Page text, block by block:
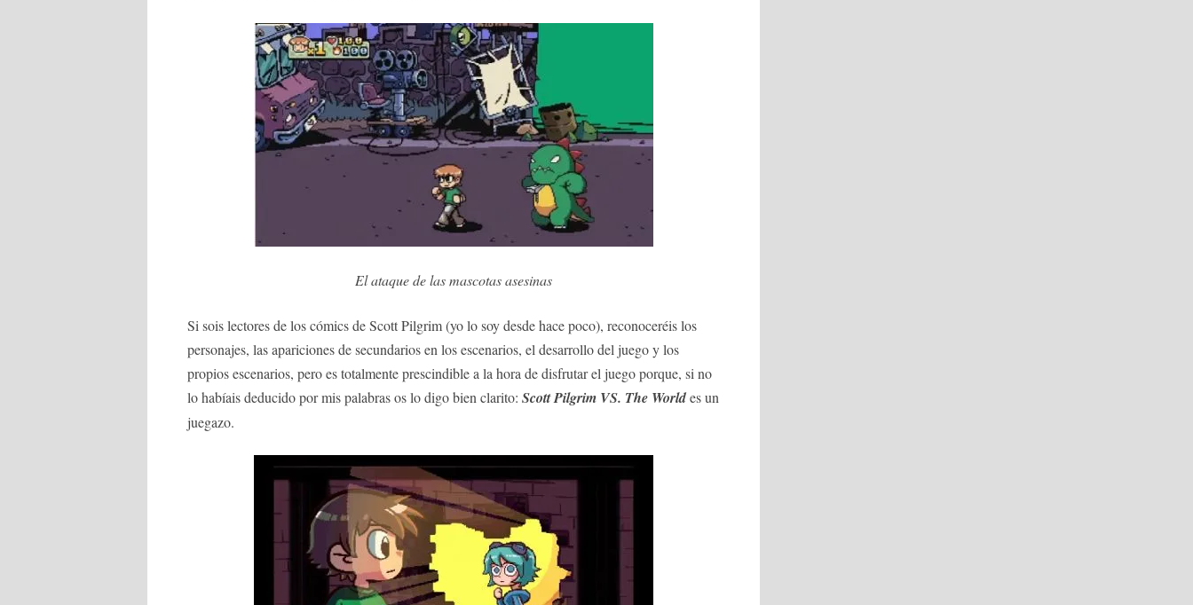
El ataque de las mascotas asesinas
Si sois lectores de los cómics de Scott Pilgrim (yo lo soy desde hace poco), reconoceréis los
personajes, las apariciones de secundarios en los escenarios, el desarrollo del juego y los
propios escenarios, pero es totalmente prescindible a la hora de disfrutar el juego porque, si no
lo habíais deducido por mis palabras os lo digo bien clarito: Scott Pilgrim VS. The Worldes un
juegazo.